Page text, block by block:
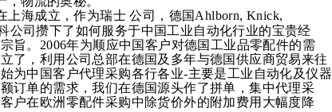
上海成立，作为瑞士 公司，德国Ahlborn, Knick,
公司攒下了如何服务于中国工业自动化行业的宝贵经
旨。2006年为顺应中国客户对德国工业品零配件的需
了，利用公司总部在德国及多年与德国供应商贸易来往
为中国客户代理采购各行各业-主要是工业自动化及仪器
订单的需求，我们在德国源头作了拼单，集中代理采
户在欧洲零配件采购中除货价外的附加费用大幅度降